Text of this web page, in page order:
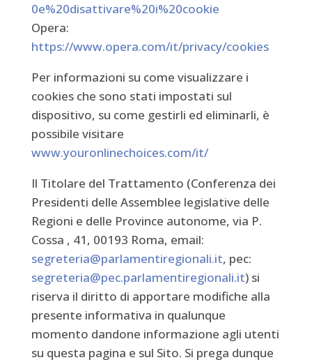
0e%20disattivare%20i%20cookie
Opera:
https://www.opera.com/it/privacy/cookies
Per informazioni su come visualizzare i
cookies che sono stati impostati sul
dispositivo, su come gestirli ed eliminarli, è
possibile visitare
www.youronlinechoices.com/it/
Il Titolare del Trattamento (Conferenza dei
Presidenti delle Assemblee legislative delle
Regioni e delle Province autonome, via P.
Cossa , 41, 00193 Roma, email:
segreteria@parlamentiregionali.it, pec:
segreteria@pec.parlamentiregionali.it) si
riserva il diritto di apportare modifiche alla
presente informativa in qualunque
momento dandone informazione agli utenti
su questa pagina e sul Sito. Si prega dunque